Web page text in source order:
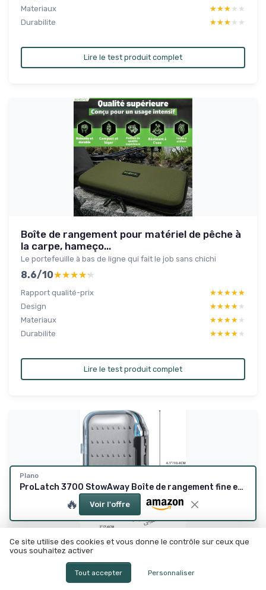
Materiaux
★★★★★
★★★★★
Durabilite
★★★★★
★★★★★
Lire le test produit complet
Boîte de rangement pour matériel de pêche à
la carpe, hameço...
Le portefeuille à bas de ligne qui fait le job sans chichi
8.6/10★★★★★
★★★★★
Rapport qualité-prix ★★★★★
★★★★★
Design
★★★★★
★★★★★
Materiaux
★★★★★
★★★★★
Durabilite
★★★★★
★★★★★
Lire le test produit complet
GONEX
Boîtes à Mouches pour la Pêche à la Mouche,
Double face, éta...
Petite, étanche et pratique pour les sorties mouche rapides
Plano
ProLatch 3700 StowAway Boîte de rangement fine en plastique avec séparateurs amovibles, plateau pour appâts mous, hameçons et autres équipements de pêche 3700 Fin
🔥 Voir l'offre
Ce site utilise des cookies et vous donne le contrôle sur ceux que
vous souhaitez activer
Tout accepter Personnaliser